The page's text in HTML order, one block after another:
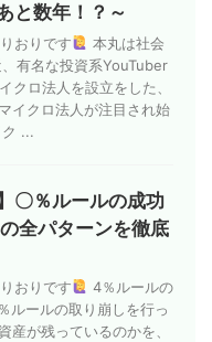
と数年！？～
おりです
本丸は社会
有名な投資系YouTuber
クロ法人を設立をした、
イクロ法人が注目され始
...
〇％ルールの成功
全パターンを徹底
おりです
4％ルールの
ルールの取り崩しを行っ
産が残っているのかを、